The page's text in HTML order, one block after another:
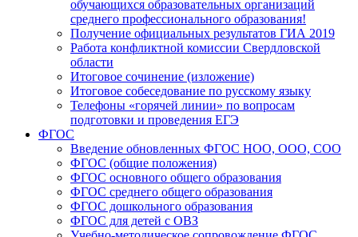
обучающихся образовательных организаций
среднего профессионального образования!
Получение официальных результатов ГИА 2019
Работа конфликтной комиссии Свердловской
области
Итоговое сочинение (изложение)
Итоговое собеседование по русскому языку
Телефоны «горячей линии» по вопросам
подготовки и проведения ЕГЭ
ФГОС
Введение обновленных ФГОС НОО, ООО, СОО
ФГОС (общие положения)
ФГОС основного общего образования
ФГОС среднего общего образования
ФГОС дошкольного образования
ФГОС для детей с ОВЗ